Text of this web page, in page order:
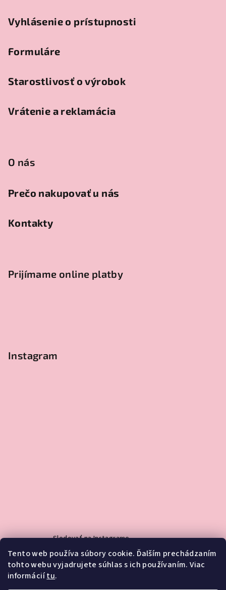
Tento web používa súbory cookie. Ďalším prechádzaním
tohto webu vyjadrujete súhlas s ich používaním. Viac
informáciítu.
Vyhlásenie o prístupnosti
Formuláre
Starostlivosť o výrobok
Vrátenie a reklamácia
O nás
Prečo nakupovať u nás
Kontakty
Prijímame online platby
Instagram
Sledovať na Instagrame
Facebook